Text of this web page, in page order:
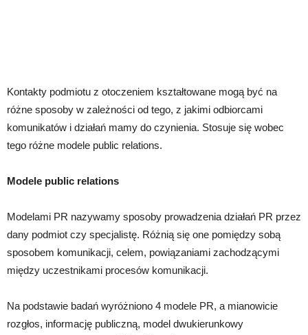
Kontakty podmiotu z otoczeniem kształtowane mogą być na
różne sposoby w zależności od tego, z jakimi odbiorcami
komunikatów i działań mamy do czynienia. Stosuje się wobec
tego różne modele public relations.
Modele public relations
Modelami PR nazywamy sposoby prowadzenia działań PR przez
dany podmiot czy specjalistę. Różnią się one pomiędzy sobą
sposobem komunikacji, celem, powiązaniami zachodzącymi
między uczestnikami procesów komunikacji.
Na podstawie badań wyróżniono 4 modele PR, a mianowicie
rozgłos, informację publiczną, model dwukierunkowy